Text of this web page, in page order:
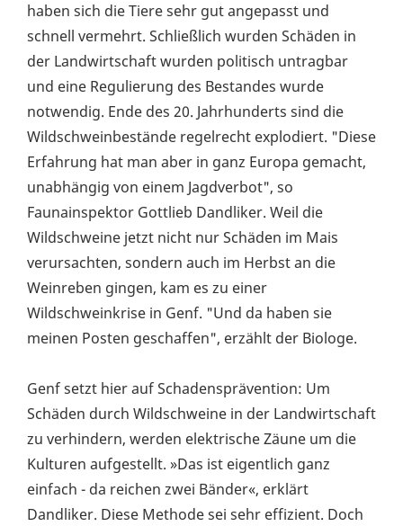
haben sich die Tiere sehr gut angepasst und
schnell vermehrt. Schließlich wurden Schäden in
der Landwirtschaft wurden politisch untragbar
und eine Regulierung des Bestandes wurde
notwendig. Ende des 20. Jahrhunderts sind die
Wildschweinbestände regelrecht explodiert. "Diese
Erfahrung hat man aber in ganz Europa gemacht,
unabhängig von einem Jagdverbot", so
Faunainspektor Gottlieb Dandliker. Weil die
Wildschweine jetzt nicht nur Schäden im Mais
verursachten, sondern auch im Herbst an die
Weinreben gingen, kam es zu einer
Wildschweinkrise in Genf. "Und da haben sie
meinen Posten geschaffen", erzählt der Biologe.
Genf setzt hier auf Schadensprävention: Um
Schäden durch Wildschweine in der Landwirtschaft
zu verhindern, werden elektrische Zäune um die
Kulturen aufgestellt. »Das ist eigentlich ganz
einfach - da reichen zwei Bänder«, erklärt
Dandliker. Diese Methode sei sehr effizient. Doch